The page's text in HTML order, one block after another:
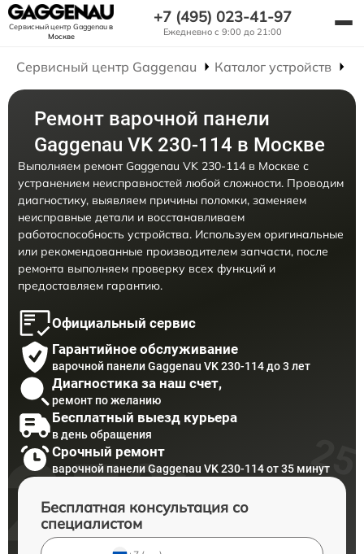
Сервисный центр Gaggenauв
Москве
+7 (495) 023-41-97
Ежедневно с 9:00 до 21:00
Сервисный центр Gaggenau Каталог устройств
Ремонт варочной панели
Gaggenau VK 230-114 в Москве
Выполняем ремонт Gaggenau VK 230-114 в Москве с
устранением неисправностей любой сложности. Проводим
диагностику, выявляем причины поломки, заменяем
неисправные детали и восстанавливаем
работоспособность устройства. Используем оригинальные
или рекомендованные производителем запчасти, после
ремонта выполняем проверку всех функций и
предоставляем гарантию.
Официальный сервис
Гарантийное обслуживание
варочной панели Gaggenau VK 230-114 до 3 лет
Диагностика за наш счет,
ремонт по желанию
Бесплатный выезд курьера
в день обращения
Срочный ремонт
варочной панели Gaggenau VK 230-114 от 35 минут
Бесплатная консультация со
специалистом